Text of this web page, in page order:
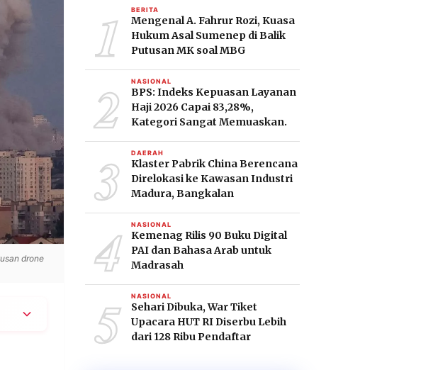
drone
1 BERITA
Mengenal A. Fahrur Rozi, Kuasa
Hukum Asal Sumenep di Balik
Putusan MK soal MBG
2 NASIONAL
BPS: Indeks Kepuasan Layanan
Haji 2026 Capai 83,28%,
Kategori Sangat Memuaskan.
3 DAERAH
Klaster Pabrik China Berencana
Direlokasi ke Kawasan Industri
Madura, Bangkalan
4 NASIONAL
Kemenag Rilis 90 Buku Digital
PAI dan Bahasa Arab untuk
Madrasah
5 NASIONAL
Sehari Dibuka, War Tiket
Upacara HUT RI Diserbu Lebih
dari 128 Ribu Pendaftar